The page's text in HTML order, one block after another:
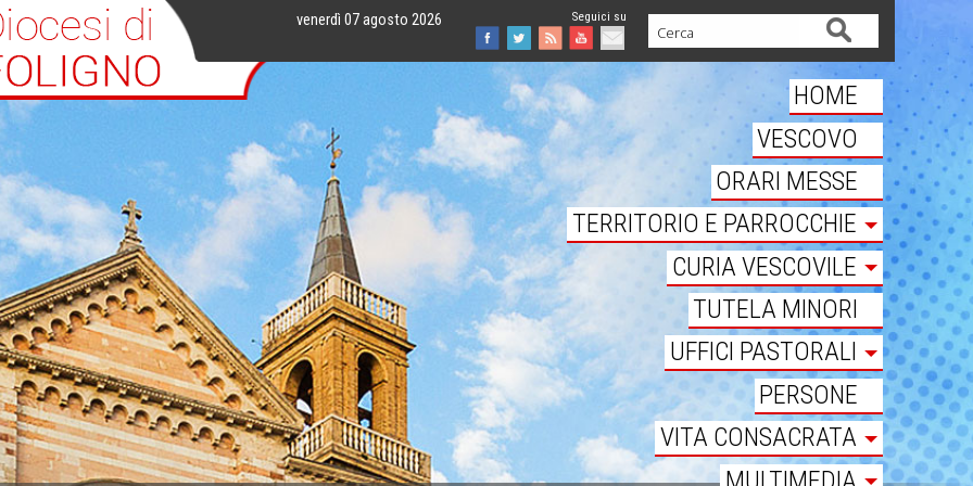
venerdì 07 agosto 2026
Facebook
Twitter
FeedYoutube
Mail
Cerca
HOME
VESCOVO
ORARI MESSE
TERRITORIO E PARROCCHIE
CURIA VESCOVILE
TUTELA MINORI
UFFICI PASTORALI
PERSONE
VITA CONSACRATA